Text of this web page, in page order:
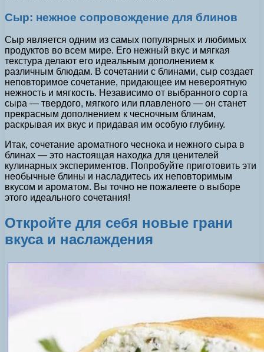
Сыр: нежное сопровождение для блинов
Сыр является одним из самых популярных и любимых
продуктов во всем мире. Его нежный вкус и мягкая
текстура делают его идеальным дополнением к
различным блюдам. В сочетании с блинами, сыр создает
неповторимое сочетание, придающее им невероятную
нежность и мягкость. Независимо от выбранного сорта
сыра — твердого, мягкого или плавленого — он станет
прекрасным дополнением к чесночным блинам,
раскрывая их вкус и придавая им особую глубину.
Итак, сочетание ароматного чеснока и нежного сыра в
блинах — это настоящая находка для ценителей
кулинарных экспериментов. Попробуйте приготовить эти
необычные блины и насладитесь их неповторимым
вкусом и ароматом. Вы точно не пожалеете о выборе
этого идеального сочетания!
Откройте для себя новые грани
вкуса и наслаждения